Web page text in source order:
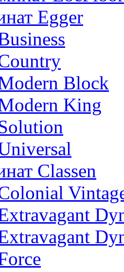
Egger
Block
King
Classen